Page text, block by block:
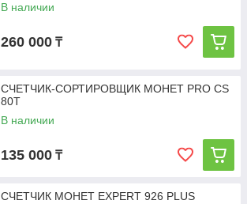
В наличии
260 000 ₸
СЧЕТЧИК-СОРТИРОВЩИК МОНЕТ PRO CS
80T
В наличии
135 000 ₸
СЧЕТЧИК МОНЕТ EXPERT 926 PLUS